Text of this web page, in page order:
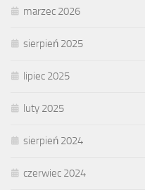
marzec 2026
sierpień 2025
lipiec 2025
luty 2025
sierpień 2024
czerwiec 2024